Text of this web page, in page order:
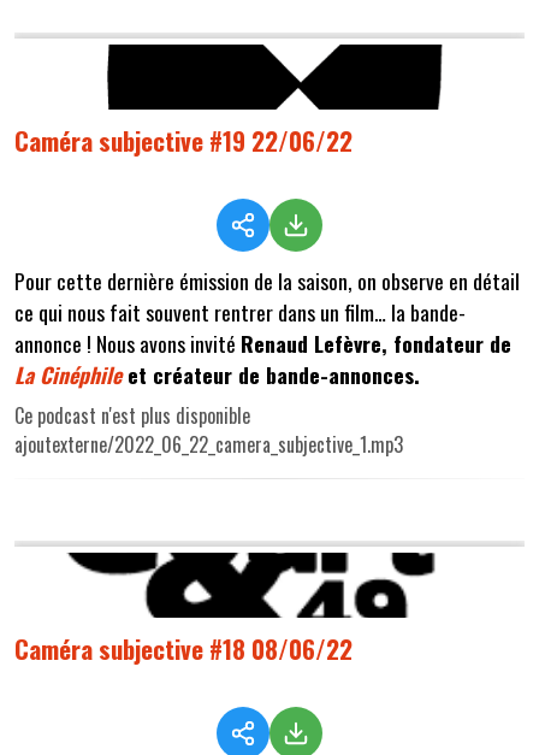
Caméra subjective #19 22/06/22
Pour cette dernière émission de la saison, on observe en détail
ce qui nous fait souvent rentrer dans un film… la bande-
annonce ! Nous avons invité Renaud Lefèvre, fondateur de
La Cinéphile et créateur de bande-annonces.
Ce podcast n'est plus disponible
ajoutexterne/2022_06_22_camera_subjective_1.mp3
Caméra subjective #18 08/06/22